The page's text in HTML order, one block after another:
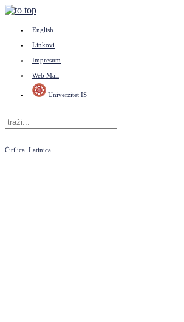
English
Linkovi
Impresum
Web Mail
Univerzitet IS
Ćirilica Latinica